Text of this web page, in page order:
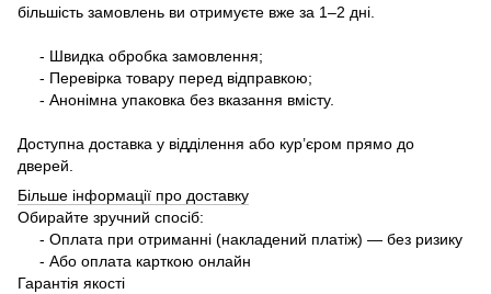
більшість замовлень ви отримуєте вже за 1–2 дні.
- Швидка обробка замовлення;
- Перевірка товару перед відправкою;
- Анонімна упаковка без вказання вмісту.
Доступна доставка у відділення або кур’єром прямо до
дверей.
Більше інформації про доставку
Обирайте зручний спосіб:
- Оплата при отриманні (накладений платіж) — без ризику
- Або оплата карткою онлайн
Гарантія якості